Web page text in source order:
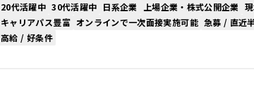
20代活躍中 30代活躍中 日系企業 上場企業・株式公開企業
キャリアパス豊富 オンラインで一次面接実施可能 急募 / 直近
高給 / 好条件